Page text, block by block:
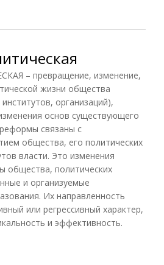
– превращение, изменение,
жизни общества
организаций),
основ существующего
связаны с
общества, его политических
власти. Это изменения
общества, политических
и организуемые
Их направленность
или регрессивный характер,
и эффективность.